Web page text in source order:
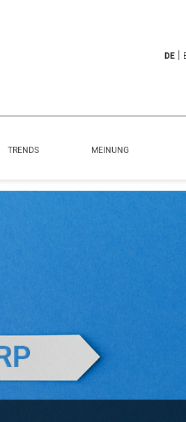
DE |
TRENDS MEINUNG